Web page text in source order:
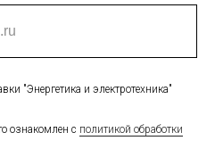
"Энергетика и электротехника"
ознакомлен с политикой обработки